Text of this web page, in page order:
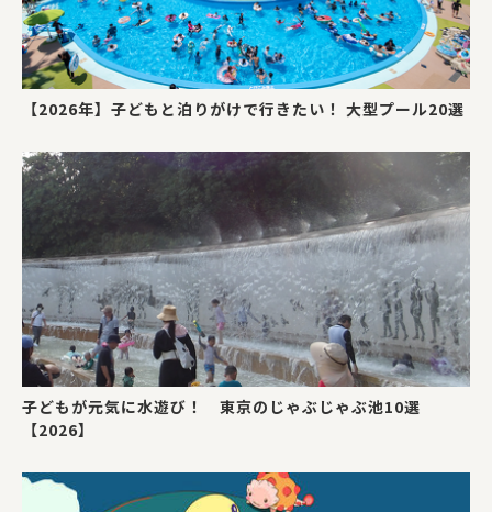
【2026年】子どもと泊りがけで行きたい！ 大型プール20選
子どもが元気に水遊び！ 東京のじゃぶじゃぶ池10選
【2026】